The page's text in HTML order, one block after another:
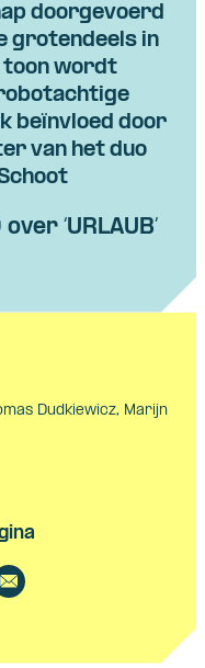
doorgevoerd
grotendeels in
toon wordt
beïnvloed door
van het duo
‘URLAUB’
Dudkiewicz, Marijn